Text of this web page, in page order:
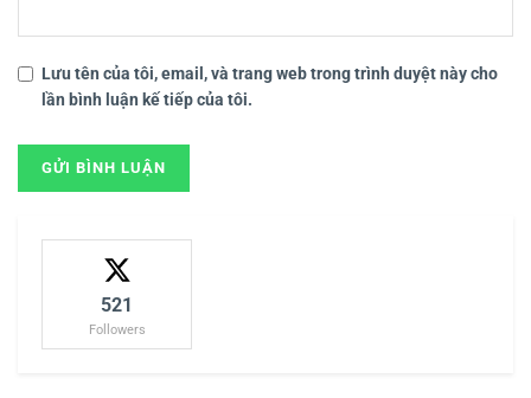
Lưu tên của tôi, email, và trang web trong trình duyệt này cho
lần bình luận kế tiếp của tôi.
521
Followers